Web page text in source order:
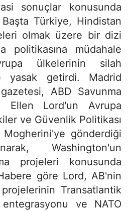
sonuçlar konusunda
Başta Türkiye, Hindistan
olmak üzere bir dizi
politikasına müdahale
ülkelerinin silah
yasak getirdi. Madrid
ABD Savunma
Ellen Lord'un Avrupa
ve Güvenlik Politikası
Mogherini'ye gönderdiği
Washington'un
projeleri konusunda
Habere göre Lord, AB'nin
Transatlantik
ve NATO